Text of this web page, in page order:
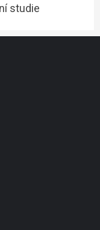
studie